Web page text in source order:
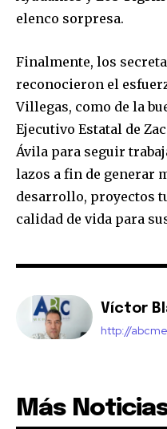
elenco sorpresa.
Finalmente, los
reconocieron el
Villegas, como de la
Ejecutivo Estatal de
Ávila para seguir
lazos a fin de generar
desarrollo, proyectos
calidad de vida para
Víctor
http://
Más